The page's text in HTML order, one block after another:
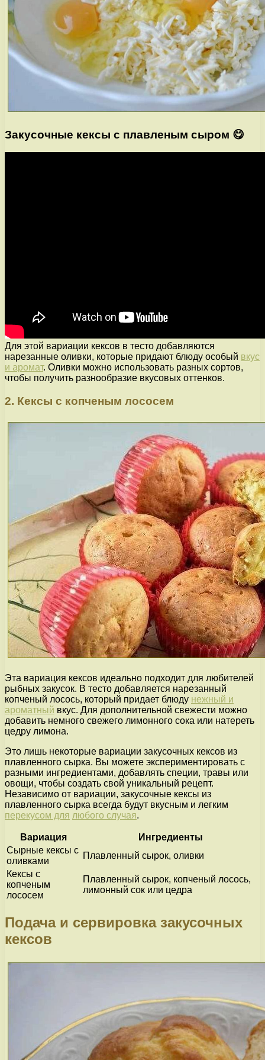
Закусочные кексы с плавленым сыром 😋
Для этой вариации кексов в тесто добавляются
нарезанные оливки, которые придают блюду особый вкус
и аромат. Оливки можно использовать разных сортов,
чтобы получить разнообразие вкусовых оттенков.
2. Кексы с копченым лососем
Эта вариация кексов идеально подходит для любителей
рыбных закусок. В тесто добавляется нарезанный
копченый лосось, который придает блюду нежный и
ароматный вкус. Для дополнительной свежести можно
добавить немного свежего лимонного сока или натереть
цедру лимона.
Это лишь некоторые вариации закусочных кексов из
плавленного сырка. Вы можете экспериментировать с
разными ингредиентами, добавлять специи, травы или
овощи, чтобы создать свой уникальный рецепт.
Независимо от вариации, закусочные кексы из
плавленного сырка всегда будут вкусным и легким
перекусом для любого случая.
Вариация
Ингредиенты
Сырные кексы с
оливками
Плавленный сырок, оливки
Кексы с
копченым
лососем
Плавленный сырок, копченый лосось,
лимонный сок или цедра
Подача и сервировка закусочных
кексов